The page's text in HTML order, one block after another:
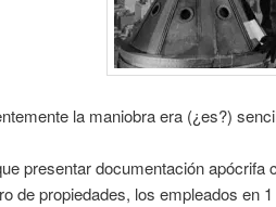
la maniobra era (¿es?)
presentar documentación
de propiedades, los empleados en